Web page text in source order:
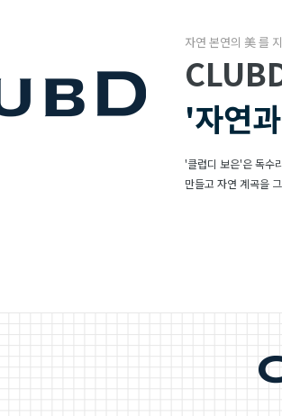
자연 본연의 美 를
'자연
'클럽디 보은'은 독수
만들고 자연 계곡을